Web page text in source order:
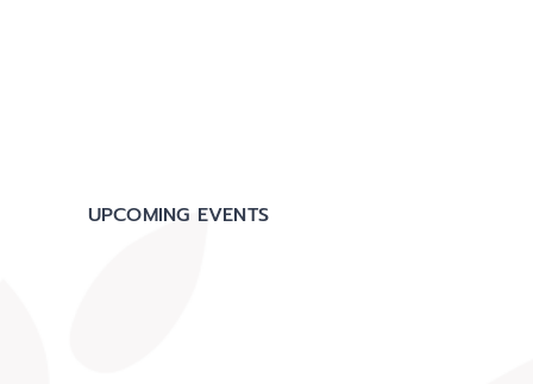
UPCOMING EVENTS